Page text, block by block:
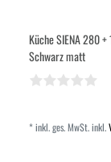
Küche SIENA 280
Schwarz matt
*inkl. ges. MwSt.inkl.